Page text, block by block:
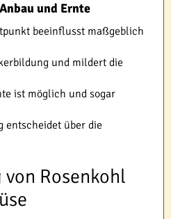
und Ernte
beeinflusst maßgeblich
und mildert die
ist möglich und sogar
entscheidet über die
Rosenkohl